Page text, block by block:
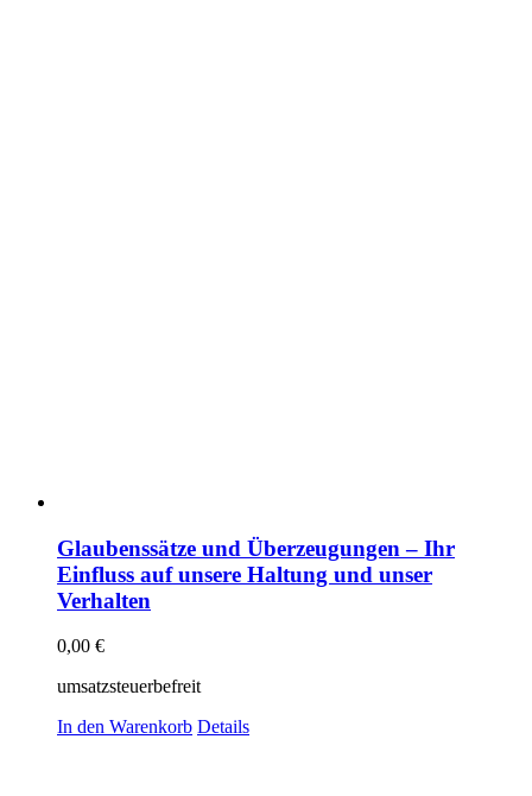
Glaubenssätze und Überzeugungen – Ihr
Einfluss auf unsere Haltung und unser
Verhalten
0,00 €
umsatzsteuerbefreit
In den Warenkorb Details